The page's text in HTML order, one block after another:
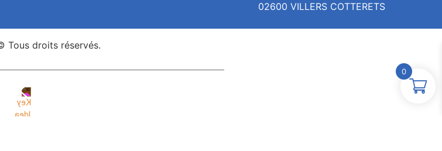
02600 VILLERS COTTERETS
Tous droits réservés.
0